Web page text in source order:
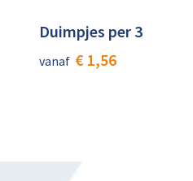
Duimpjes per 3
vanaf € 1,56